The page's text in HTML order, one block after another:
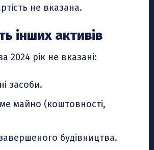
не вказана.
інших активів
2024 рік не вказані:
засоби.
майно (коштовності,
будівництва.